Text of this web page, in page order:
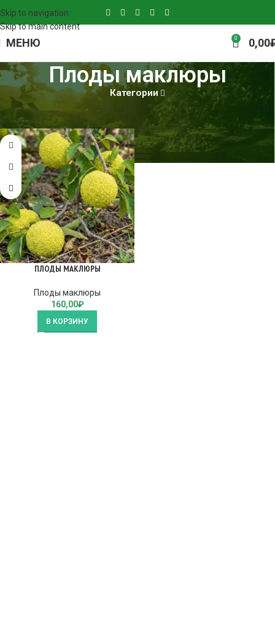
Skip to navigation
Skip to main content
МЕНЮ 0 0,00
Плоды маклюры
Категории
Главная Плоды маклюры
ПЛОДЫ МАКЛЮРЫ
Плоды маклюры
160,00₽
В КОРЗИНУ